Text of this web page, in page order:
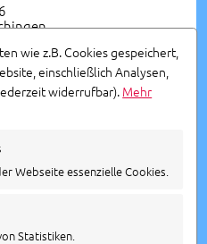
ihre Gültigkeit.
wie z.B. Cookies gespeichert,
einschließlich Analysen,
widerrufbar). Mehr
Webseite essenzielle Cookies.
Statistiken.